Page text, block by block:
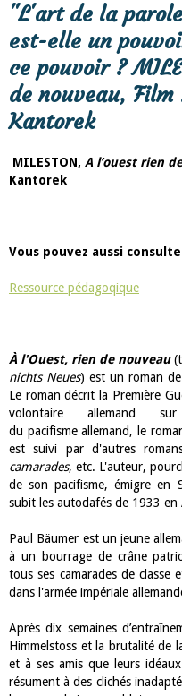
"L'art de la
est-elle un
ce pouvoir ?
de nouveau,
Kantorek
MILESTON, A l’ouest rien
Kantorek
Vous pouvez aussi
Ressource pédagoqique
À l'Ouest, rien de nouveau
nichts Neues) est un roman
Le roman décrit la Première
volontaire allemand
du pacifisme allemand, le
est suivi par d'autres
camarades, etc. L'auteur,
de son pacifisme, émigre en
subit les autodafés de 1933 en
Paul Bäumer est un jeune
à un bourrage de crâne
tous ses camarades de classe
dans l'armée impériale
Après dix semaines
Himmelstoss et la brutalité de
et à ses amis que leurs
résument à des clichés